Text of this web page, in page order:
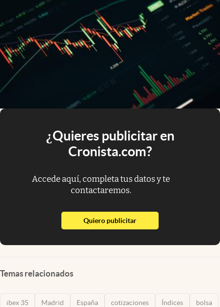
¿Quieres publicitar en
Cronista.com?
Accede aquí, completa tus datos y te
contactaremos.
Quiero publicitarabre en nueva pestaña
Temas relacionados
ibex 35 Madrid España cotizaciones Índices bolsa